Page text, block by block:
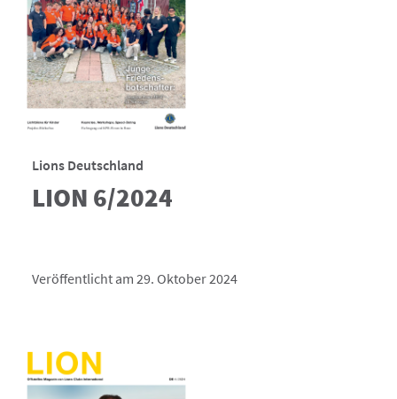
Lions Deutschland
LION 6/2024
Veröffentlicht am 29. Oktober 2024